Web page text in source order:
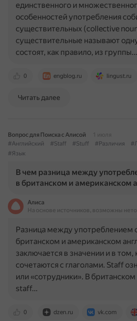
0 engblog.ru lingust.ru
единственного и
особенностей употребления
существительных (collective
существительные называют
состоят, как правило, из группы…
Читать далее
Вопрос для Поиска с Алисой
1 июля
#Английский
#Staff #Stuff #Различия
#Язык
В чем разница между
в британском и американском
Алиса
На основе источников, возможны
0 dzen.ru vk.com
Разница между употреблением
британском и американском
заключается в значении и в том,
сочетаются с глаголами. Staff
или «сотрудники». В
staff…